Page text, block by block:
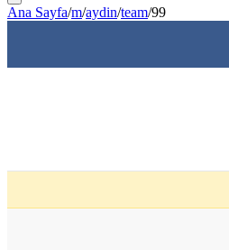
Ana Sayfa/m/aydin/team/99